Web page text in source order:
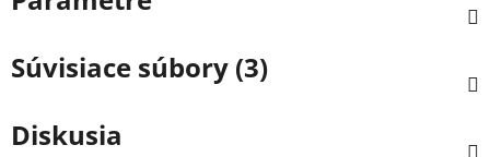
Súvisiace súbory (3)
Diskusia